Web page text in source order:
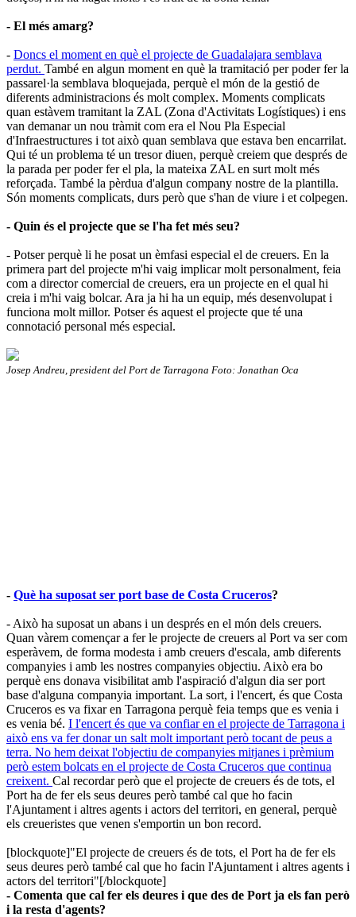
- El més amarg?
- Doncs el moment en què el projecte de Guadalajara semblava
perdut. També en algun moment en què la tramitació per poder fer la
passarel·la semblava bloquejada, perquè el món de la gestió de
diferents administracions és molt complex. Moments complicats
quan estàvem tramitant la ZAL (Zona d'Activitats Logístiques) i ens
van demanar un nou tràmit com era el Nou Pla Especial
d'Infraestructures i tot això quan semblava que estava ben encarrilat.
Qui té un problema té un tresor diuen, perquè creiem que després de
la parada per poder fer el pla, la mateixa ZAL en surt molt més
reforçada. També la pèrdua d'algun company nostre de la plantilla.
Són moments complicats, durs però que s'han de viure i et colpegen.
- Quin és el projecte que se l'ha fet més seu?
- Potser perquè li he posat un èmfasi especial el de creuers. En la
primera part del projecte m'hi vaig implicar molt personalment, feia
com a director comercial de creuers, era un projecte en el qual hi
creia i m'hi vaig bolcar. Ara ja hi ha un equip, més desenvolupat i
funciona molt millor. Potser és aquest el projecte que té una
connotació personal més especial.
Josep Andreu, president del Port de Tarragona Foto: Jonathan Oca
- Què ha suposat ser port base de Costa Cruceros?
- Això ha suposat un abans i un després en el món dels creuers.
Quan vàrem començar a fer le projecte de creuers al Port va ser com
esperàvem, de forma modesta i amb creuers d'escala, amb diferents
companyies i amb les nostres companyies objectiu. Això era bo
perquè ens donava visibilitat amb l'aspiració d'algun dia ser port
base d'alguna companyia important. La sort, i l'encert, és que Costa
Cruceros es va fixar en Tarragona perquè feia temps que es venia i
es venia bé. I l'encert és que va confiar en el projecte de Tarragona i
això ens va fer donar un salt molt important però tocant de peus a
terra. No hem deixat l'objectiu de companyies mitjanes i prèmium
però estem bolcats en el projecte de Costa Cruceros que continua
creixent. Cal recordar però que el projecte de creuers és de tots, el
Port ha de fer els seus deures però també cal que ho facin
l'Ajuntament i altres agents i actors del territori, en general, perquè
els creueristes que venen s'emportin un bon record.
[blockquote]"El projecte de creuers és de tots, el Port ha de fer els
seus deures però també cal que ho facin l'Ajuntament i altres agents i
actors del territori"[/blockquote]
- Comenta que cal fer els deures i que des de Port ja els fan però
i la resta d'agents?